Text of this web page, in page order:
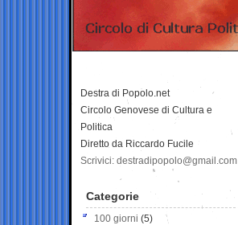
Destra di Popolo.net
Circolo Genovese di Cultura e
Politica
Diretto da Riccardo Fucile
Scrivici: destradipopolo@gmail.com
Categorie
100 giorni (5)